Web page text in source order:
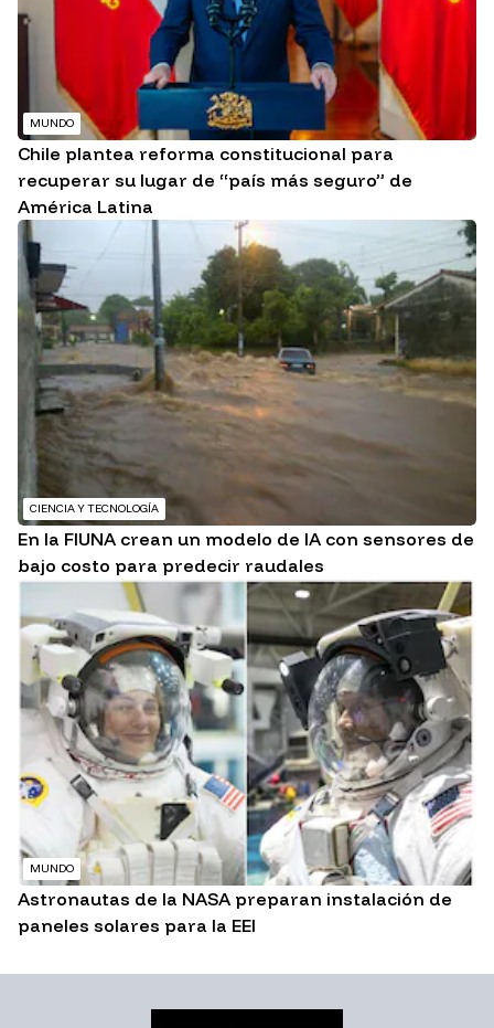
MUNDO
Chile plantea reforma constitucional para
recuperar su lugar de “país más seguro” de
América Latina
CIENCIA Y TECNOLOGÍA
En la FIUNA crean un modelo de IA con sensores de
bajo costo para predecir raudales
MUNDO
Astronautas de la NASA preparan instalación de
paneles solares para la EEI